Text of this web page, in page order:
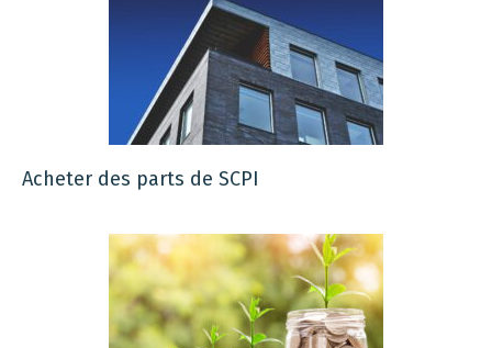
Acheter des parts de SCPI